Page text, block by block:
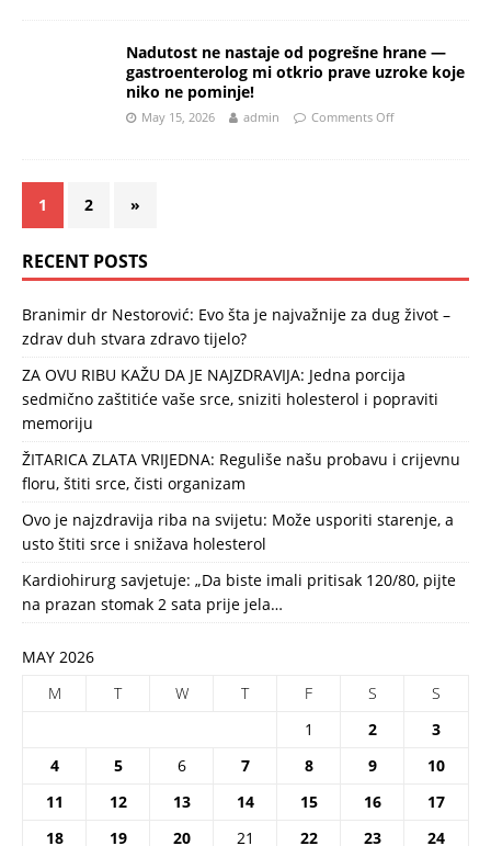
Nadutost ne nastaje od pogrešne hrane —
gastroenterolog mi otkrio prave uzroke koje
niko ne pominje!
May 15, 2026 admin Comments Off
1 2 »
RECENT POSTS
Branimir dr Nestorović: Evo šta je najvažnije za dug život –
zdrav duh stvara zdravo tijelo?
ZA OVU RIBU KAŽU DA JE NAJZDRAVIJA: Jedna porcija
sedmično zaštitiće vaše srce, sniziti holesterol i popraviti
memoriju
ŽITARICA ZLATA VRIJEDNA: Reguliše našu probavu i crijevnu
floru, štiti srce, čisti organizam
Ovo je najzdravija riba na svijetu: Može usporiti starenje, a
usto štiti srce i snižava holesterol
Kardiohirurg savjetuje: „Da biste imali pritisak 120/80, pijte
na prazan stomak 2 sata prije jela…
MAY 2026
M
T W T F S
S
1
2
3
4
5 6 7 8 9
10
11
12 13 14 15 16
17
18
19 20 21 22 23 24